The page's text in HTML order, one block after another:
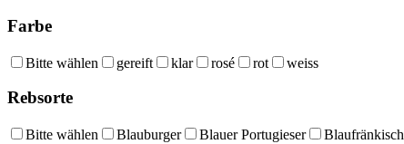
Farbe
Bitte wählen gereift klar rosé rot weiss
Rebsorte
Bitte wählen Blauburger Blauer Portugieser Blaufränkisch